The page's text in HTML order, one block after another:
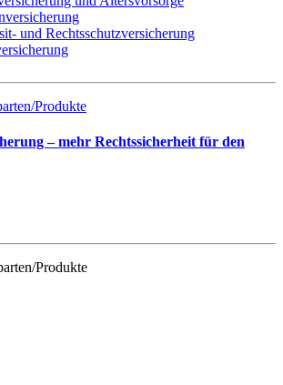
und Rechtsschutzversicherung
Produkte
– mehr Rechtssicherheit für den
Produkte